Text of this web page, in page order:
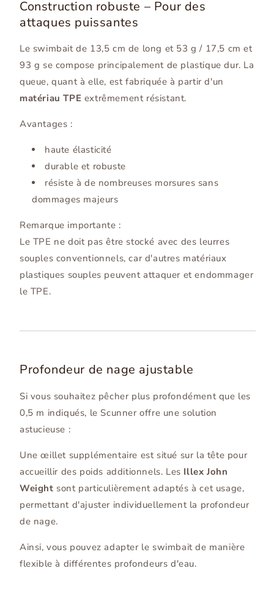
Construction robuste – Pour des
attaques puissantes
Le swimbait de 13,5 cm de long et 53 g / 17,5 cm et
93 g se compose principalement de plastique dur. La
queue, quant à elle, est fabriquée à partir d'un
matériau TPE extrêmement résistant.
Avantages :
haute élasticité
durable et robuste
résiste à de nombreuses morsures sans
dommages majeurs
Remarque importante :
Le TPE ne doit pas être stocké avec des leurres
souples conventionnels, car d'autres matériaux
plastiques souples peuvent attaquer et endommager
le TPE.
Profondeur de nage ajustable
Si vous souhaitez pêcher plus profondément que les
0,5 m indiqués, le Scunner offre une solution
astucieuse :
Une œillet supplémentaire est situé sur la tête pour
accueillir des poids additionnels. Les Illex John
Weight sont particulièrement adaptés à cet usage,
permettant d'ajuster individuellement la profondeur
de nage.
Ainsi, vous pouvez adapter le swimbait de manière
flexible à différentes profondeurs d'eau.